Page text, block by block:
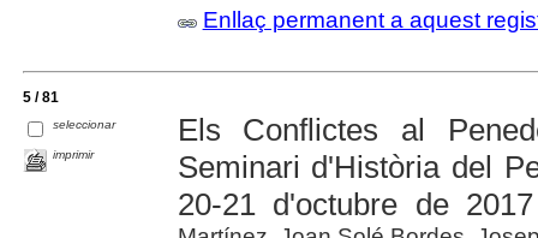
Enllaç permanent a aquest
5 / 81
seleccionar
imprimir
Els Conflictes al
Seminari d'Història del
20-21 d'octubre de 2017